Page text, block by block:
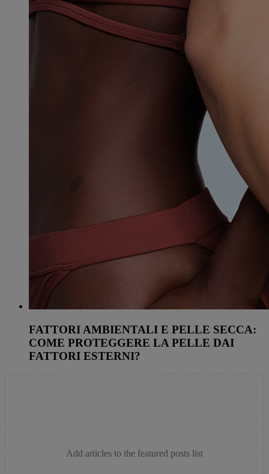
FATTORI AMBIENTALI E PELLE SECCA:
COME PROTEGGERE LA PELLE DAI
FATTORI ESTERNI?
Add articles to the featured posts list